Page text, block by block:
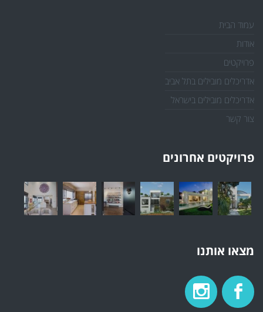
עמוד הבית
אודות
פרויקטים
אדריכלים מובילים בתל אביב
אדריכלים מובילים בישראל
צור קשר
פרויקטים אחרונים
מצאו אותנו